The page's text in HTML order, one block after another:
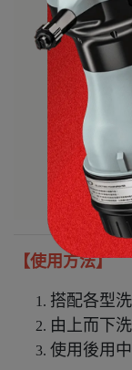
【使用方法】
搭配各型
由上而下
使用後用